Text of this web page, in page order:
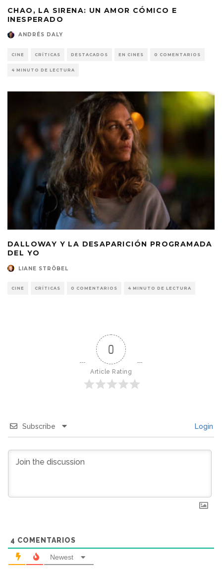
CHAO, LA SIRENA: UN AMOR CÓMICO E
INESPERADO
ANDRÉS DALY
CINE CRÍTICAS DESTACADOS EN CINES 0 COMENTARIOS
4 MINUTO DE LECTURA
DALLOWAY Y LA DESAPARICIÓN PROGRAMADA
DEL YO
LIANE STRÖBEL
CINE CRÍTICAS 0 COMENTARIOS 4 MINUTO DE LECTURA
0
Article Rating
Subscribe Login
4 COMENTARIOS
Newest